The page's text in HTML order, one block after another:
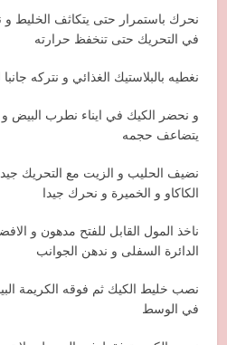
نحرك باستمرار حتى يتكاثف الخليط و
في التحريك حتى تنخفظ حرارته
نغطيه بالبلاستيك الغذائي و نتركه
و نحضر الكيك في ايناء نطرب البيض
يتضاعف حجمه
نضيف الحليب و الزيت مع التحريك
الكاكاو و الخميرة و نحرك جيدا
ناخذ المول القابل للفتح مدهون و
الدائرة السفلى و ندهن الجوانب
نصب خليط الكيك ثم فوقه الكريمة
في الوسط